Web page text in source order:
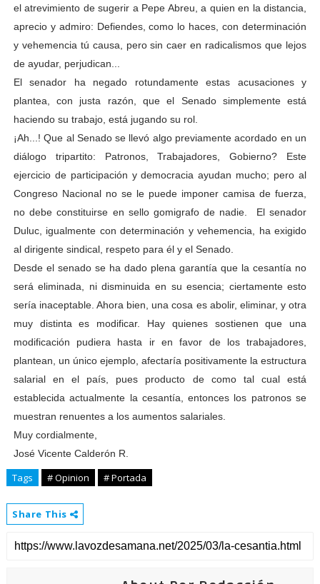
el atrevimiento de sugerir a Pepe Abreu, a quien en la distancia,
aprecio y admiro: Defiendes, como lo haces, con determinación
y vehemencia tú causa, pero sin caer en radicalismos que lejos
de ayudar, perjudican...
El senador ha negado rotundamente estas acusaciones y
plantea, con justa razón, que el Senado simplemente está
haciendo su trabajo, está jugando su rol.
¡Ah...! Que al Senado se llevó algo previamente acordado en un
diálogo tripartito: Patronos, Trabajadores, Gobierno? Este
ejercicio de participación y democracia ayudan mucho; pero al
Congreso Nacional no se le puede imponer camisa de fuerza,
no debe constituirse en sello gomigrafo de nadie. El senador
Duluc, igualmente con determinación y vehemencia, ha exigido
al dirigente sindical, respeto para él y el Senado.
Desde el senado se ha dado plena garantía que la cesantía no
será eliminada, ni disminuida en su esencia; ciertamente esto
sería inaceptable. Ahora bien, una cosa es abolir, eliminar, y otra
muy distinta es modificar. Hay quienes sostienen que una
modificación pudiera hasta ir en favor de los trabajadores,
plantean, un único ejemplo, afectaría positivamente la estructura
salarial en el país, pues producto de como tal cual está
establecida actualmente la cesantía, entonces los patronos se
muestran renuentes a los aumentos salariales.
Muy cordialmente,
José Vicente Calderón R.
Tags # Opinion # Portada
Share This